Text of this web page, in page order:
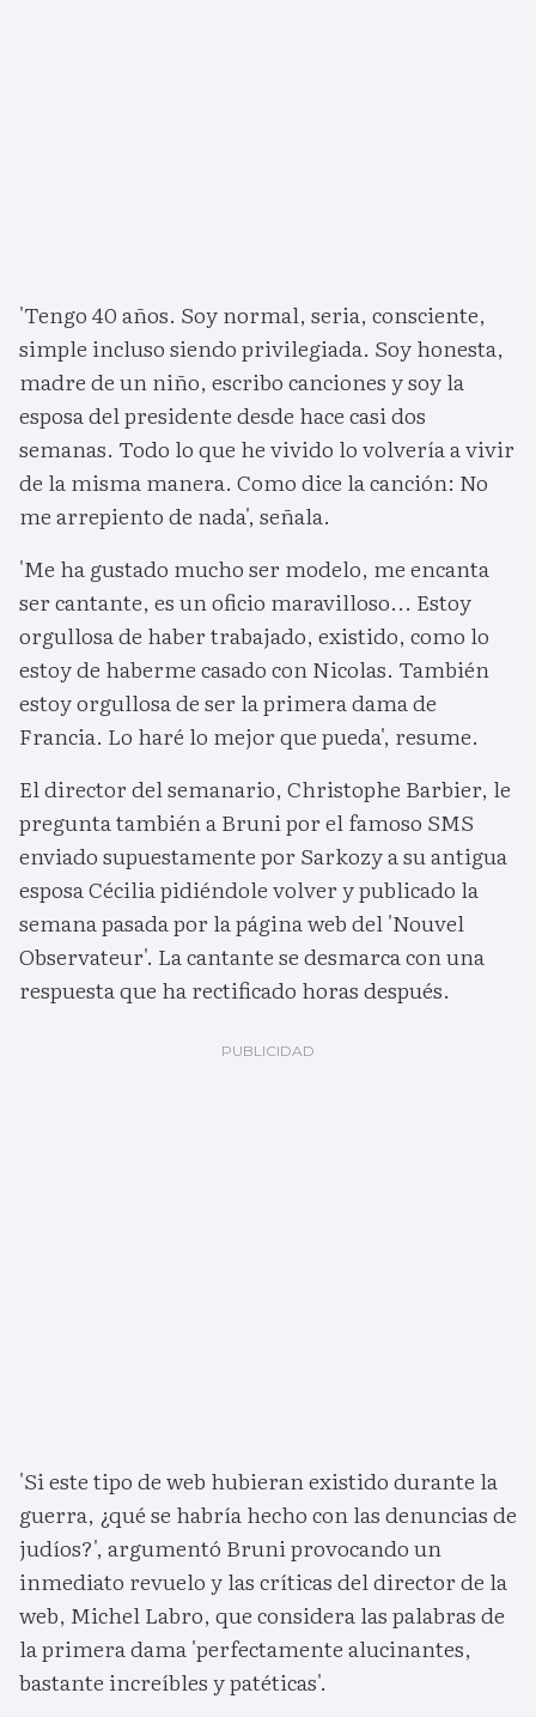
'Tengo 40 años. Soy normal, seria, consciente,
simple incluso siendo privilegiada. Soy honesta,
madre de un niño, escribo canciones y soy la
esposa del presidente desde hace casi dos
semanas. Todo lo que he vivido lo volvería a vivir
de la misma manera. Como dice la canción: No
me arrepiento de nada', señala.
'Me ha gustado mucho ser modelo, me encanta
ser cantante, es un oficio maravilloso... Estoy
orgullosa de haber trabajado, existido, como lo
estoy de haberme casado con Nicolas. También
estoy orgullosa de ser la primera dama de
Francia. Lo haré lo mejor que pueda', resume.
El director del semanario, Christophe Barbier, le
pregunta también a Bruni por el famoso SMS
enviado supuestamente por Sarkozy a su antigua
esposa Cécilia pidiéndole volver y publicado la
semana pasada por la página web del 'Nouvel
Observateur'. La cantante se desmarca con una
respuesta que ha rectificado horas después.
'Si este tipo de web hubieran existido durante la
guerra, ¿qué se habría hecho con las denuncias de
judíos?', argumentó Bruni provocando un
inmediato revuelo y las críticas del director de la
web, Michel Labro, que considera las palabras de
la primera dama 'perfectamente alucinantes,
bastante increíbles y patéticas'.